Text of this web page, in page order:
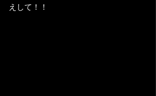
えして！！